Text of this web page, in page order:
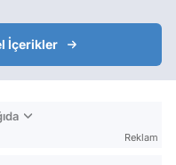
İçerikler
Reklam